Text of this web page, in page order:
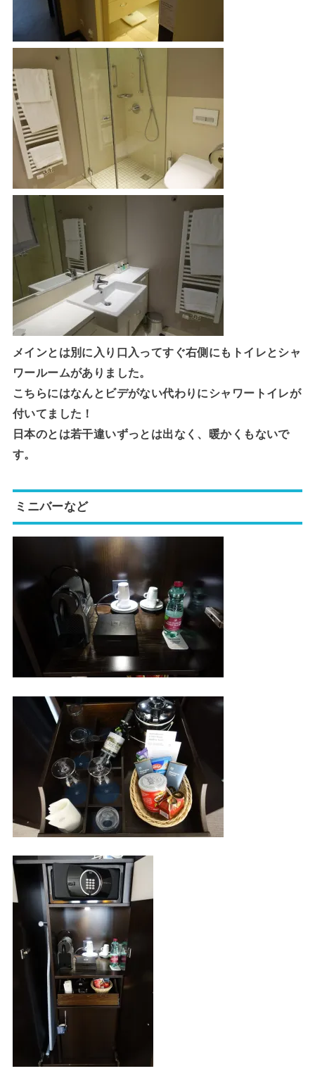
メインとは別に入り口入ってすぐ右側にもトイレとシャ
ワールームがありました。
こちらにはなんとビデがない代わりにシャワートイレが
付いてました！
日本のとは若干違いずっとは出なく、暖かくもないで
す。
ミニバーなど